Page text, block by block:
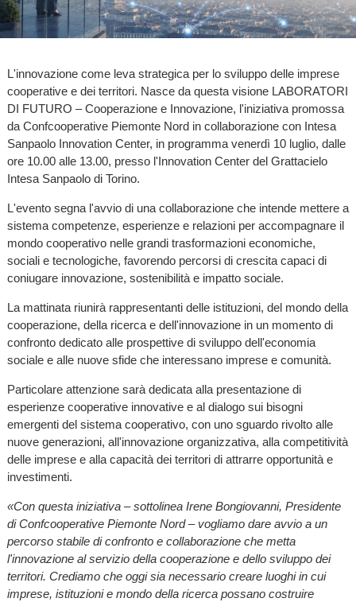
L'innovazione come leva strategica per lo sviluppo delle imprese
cooperative e dei territori. Nasce da questa visione LABORATORI
DI FUTURO – Cooperazione e Innovazione, l'iniziativa promossa
da Confcooperative Piemonte Nord in collaborazione con Intesa
Sanpaolo Innovation Center, in programma venerdì 10 luglio, dalle
ore 10.00 alle 13.00, presso l'Innovation Center del Grattacielo
Intesa Sanpaolo di Torino.
L'evento segna l'avvio di una collaborazione che intende mettere a
sistema competenze, esperienze e relazioni per accompagnare il
mondo cooperativo nelle grandi trasformazioni economiche,
sociali e tecnologiche, favorendo percorsi di crescita capaci di
coniugare innovazione, sostenibilità e impatto sociale.
La mattinata riunirà rappresentanti delle istituzioni, del mondo della
cooperazione, della ricerca e dell'innovazione in un momento di
confronto dedicato alle prospettive di sviluppo dell'economia
sociale e alle nuove sfide che interessano imprese e comunità.
Particolare attenzione sarà dedicata alla presentazione di
esperienze cooperative innovative e al dialogo sui bisogni
emergenti del sistema cooperativo, con uno sguardo rivolto alle
nuove generazioni, all'innovazione organizzativa, alla competitività
delle imprese e alla capacità dei territori di attrarre opportunità e
investimenti.
«Con questa iniziativa – sottolinea Irene Bongiovanni, Presidente
di Confcooperative Piemonte Nord – vogliamo dare avvio a un
percorso stabile di confronto e collaborazione che metta
l'innovazione al servizio della cooperazione e dello sviluppo dei
territori. Crediamo che oggi sia necessario creare luoghi in cui
imprese, istituzioni e mondo della ricerca possano costruire